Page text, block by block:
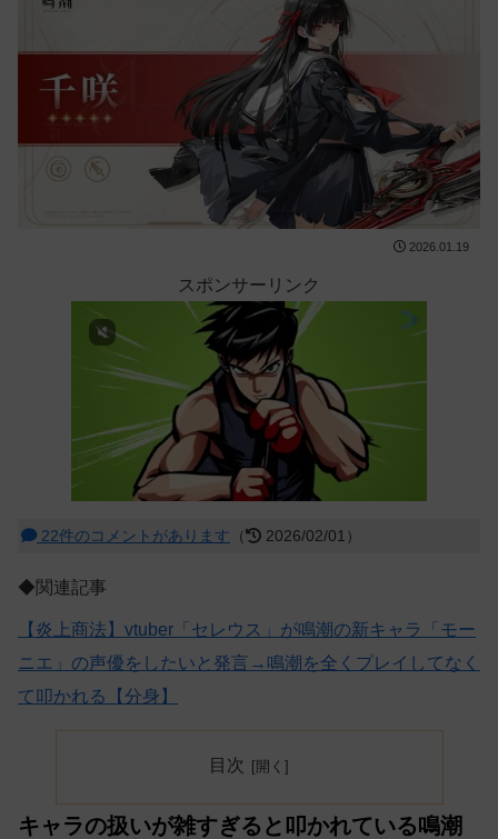
2026.01.19
スポンサーリンク
22件のコメントがあります （ 2026/02/01）
◆関連記事
【炎上商法】vtuber「セレウス」が鳴潮の新キャラ「モー
ニエ」の声優をしたいと発言→鳴潮を全くプレイしてなく
て叩かれる【分身】
目次
キャラの扱いが雑すぎると叩かれている鳴潮